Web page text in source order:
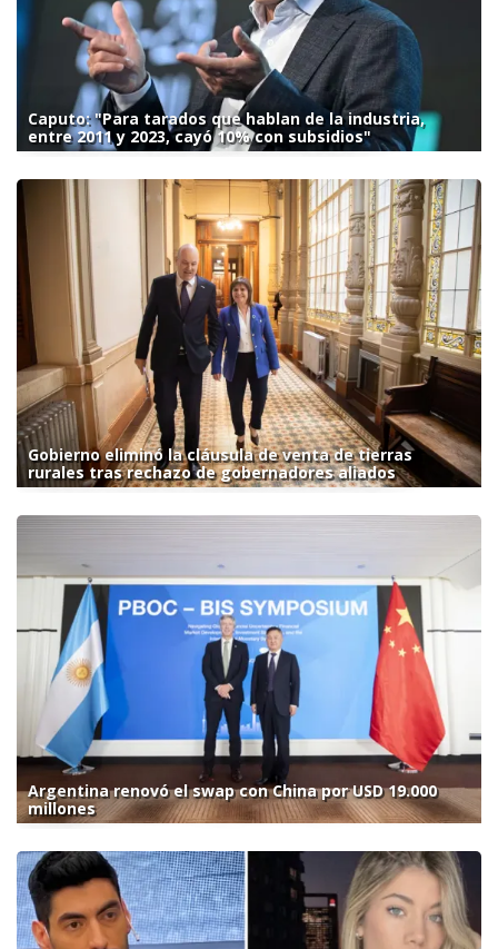
Caputo: "Para tarados que hablan de la industria,
entre 2011 y 2023, cayó 10% con subsidios"
Gobierno eliminó la cláusula de venta de tierras
rurales tras rechazo de gobernadores aliados
Argentina renovó el swap con China por USD 19.000
millones